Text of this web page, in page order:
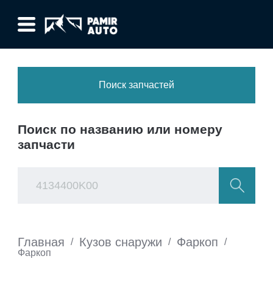
Поиск запчастей
Поиск по названию или номеру
запчасти
Главная / Кузов снаружи / Фаркоп
/
Фаркоп